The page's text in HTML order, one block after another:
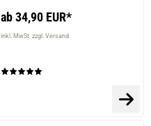
ab 34,90 EUR*
inkl. MwSt. zzgl. Versand